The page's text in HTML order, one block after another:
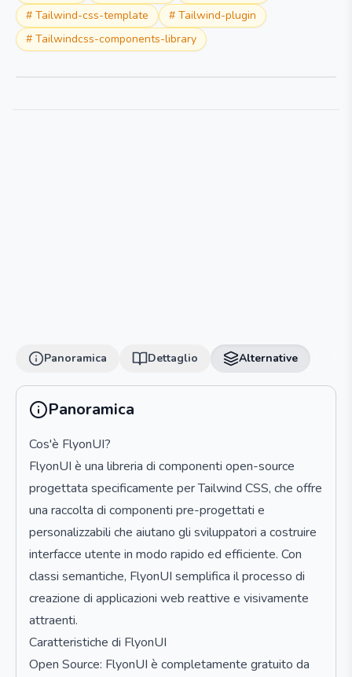
# Tailwind-css-template # Tailwind-plugin
# Tailwindcss-components-library
Panoramica Dettaglio Alternative
Panoramica
Cos'è FlyonUI?
FlyonUI è una libreria di componenti open-source
progettata specificamente per Tailwind CSS, che offre
una raccolta di componenti pre-progettati e
personalizzabili che aiutano gli sviluppatori a costruire
interfacce utente in modo rapido ed efficiente. Con
classi semantiche, FlyonUI semplifica il processo di
creazione di applicazioni web reattive e visivamente
attraenti.
Caratteristiche di FlyonUI
Open Source: FlyonUI è completamente gratuito da